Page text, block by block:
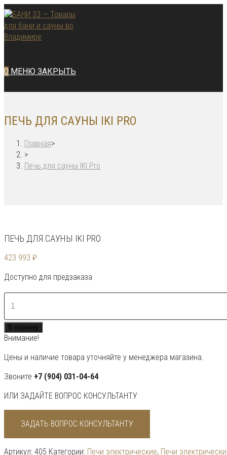
Перейти
к
содержимому
0 МЕНЮ ЗАКРЫТЬ
ПЕЧЬ ДЛЯ САУНЫ IKI PRO
Главная>
>
Печь для сауны IKI Pro
ПЕЧЬ ДЛЯ САУНЫ IKI PRO
423 993 ₽
Доступно для предзаказа
Количество
товара
Печь
для
сауны
IKI
Pro
В корзину
Внимание!
Цены и наличие товара уточняйте у менеджера магазина.
Звоните +7 (904) 031-04-64
ИЛИ ЗАДАЙТЕ ВОПРОС КОНСУЛЬТАНТУ
ЗАДАТЬ ВОПРОС КОНСУЛЬТАНТУ
Артикул: 405 Категории: Печи электрические, Печи